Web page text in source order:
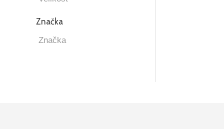
Značka